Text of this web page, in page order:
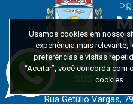
Usamos cookies em nosso
experiência mais relevante,
preferências e visitas
“Aceitar”, você concorda com
cookies..
Localização:
Rua Getúlio Vargas,